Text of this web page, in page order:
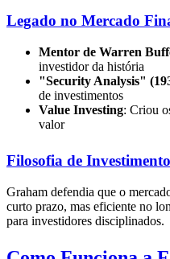
Legado no Mercado
Mentor de Warren
investidor da história
"Security Analysis"
de investimentos
Value Investing: Criou
valor
Filosofia de Investimento
Graham defendia que o
curto prazo, mas eficiente no
para investidores disciplinados.